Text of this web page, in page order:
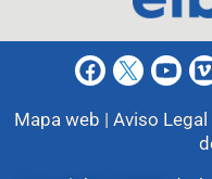
Mapa web | Aviso Legal